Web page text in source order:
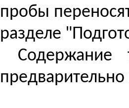
пробы
разделе
Содержание